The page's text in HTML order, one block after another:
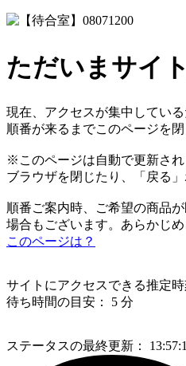
ただいまサイ
現在、アクセスが集中してい
順番が来るまでこのページを
※このページは自動で更新され
ブラウザを閉じたり、「戻る
順番ご案内時、ご希望の商品
場合もございます。あらかじめ
このページは？
サイトにアクセスできる推定時
待ち時間の目安：
5 分
ステータスの最終更新：